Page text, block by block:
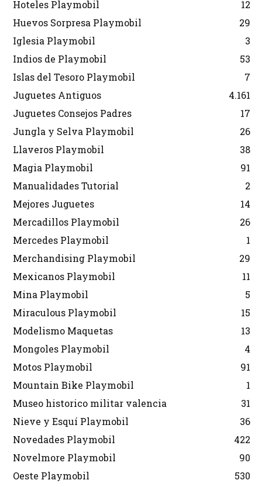
Hoteles Playmobil
12
Huevos Sorpresa Playmobil
29
Iglesia Playmobil
3
Indios de Playmobil
53
Islas del Tesoro Playmobil
7
Juguetes Antiguos
4.161
Juguetes Consejos Padres
17
Jungla y Selva Playmobil
26
Llaveros Playmobil
38
Magia Playmobil
91
Manualidades Tutorial
2
Mejores Juguetes
14
Mercadillos Playmobil
26
Mercedes Playmobil
1
Merchandising Playmobil
29
Mexicanos Playmobil
11
Mina Playmobil
5
Miraculous Playmobil
15
Modelismo Maquetas
13
Mongoles Playmobil
4
Motos Playmobil
91
Mountain Bike Playmobil
1
Museo historico militar valencia
31
Nieve y Esquí Playmobil
36
Novedades Playmobil
422
Novelmore Playmobil
90
Oeste Playmobil
530